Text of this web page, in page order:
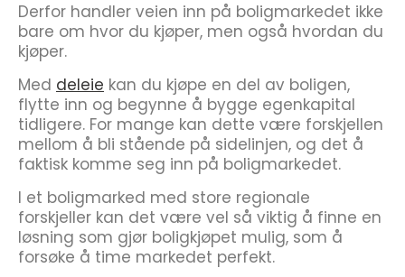
Derfor handler veien inn på boligmarkedet ikke
bare om hvor du kjøper, men også hvordan du
kjøper.
Med deleie kan du kjøpe en del av boligen,
flytte inn og begynne å bygge egenkapital
tidligere. For mange kan dette være forskjellen
mellom å bli stående på sidelinjen, og det å
faktisk komme seg inn på boligmarkedet.
I et boligmarked med store regionale
forskjeller kan det være vel så viktig å finne en
løsning som gjør boligkjøpet mulig, som å
forsøke å time markedet perfekt.